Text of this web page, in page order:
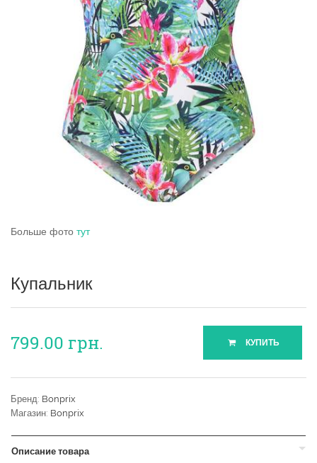
Больше фото тут
Купальник
799.00 грн. КУПИТЬ
Бренд: Bonprix
Магазин: Bonprix
Описание товара